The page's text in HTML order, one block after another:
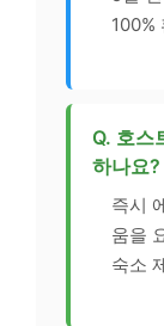
100%
Q. 호스
하나요?
즉시
움을
숙소